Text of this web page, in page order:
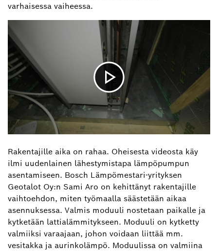
varhaisessa vaiheessa.
Rakentajille aika on rahaa. Oheisesta videosta käy
ilmi uudenlainen lähestymistapa lämpöpumpun
asentamiseen. Bosch Lämpömestari-yrityksen
Geotalot Oy:n Sami Aro on kehittänyt rakentajille
vaihtoehdon, miten työmaalla säästetään aikaa
asennuksessa. Valmis moduuli nostetaan paikalle ja
kytketään lattialämmitykseen. Moduuli on kytketty
valmiiksi varaajaan, johon voidaan liittää mm.
vesitakka ja aurinkolämpö. Moduulissa on valmiina